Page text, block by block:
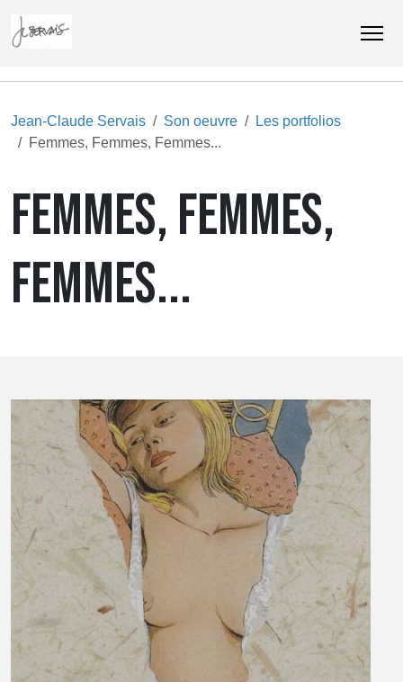
Jean-Claude Servais Son oeuvre
Les portfolios
Femmes, Femmes, Femmes...
FEMMES, FEMMES,
FEMMES...